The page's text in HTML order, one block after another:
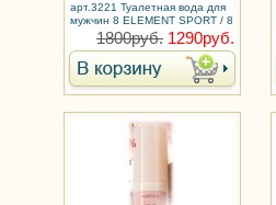
арт.3221 Туалетная вода для
мужчин 8 ELEMENT SPORT / 8
Элемент Спорт
1800руб. 1290руб.